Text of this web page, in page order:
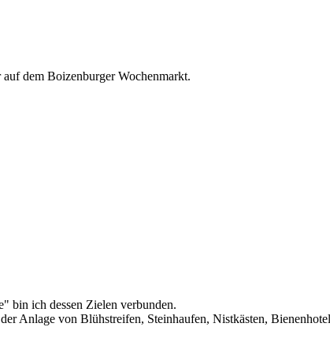
dem Boizenburger Wochenmarkt.
bin ich dessen Zielen verbunden.
Anlage von Blühstreifen, Steinhaufen, Nistkästen,